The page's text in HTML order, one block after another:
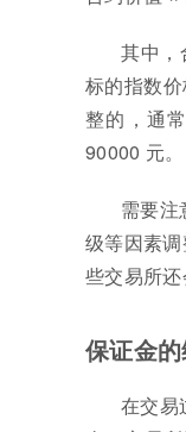
其中，
标的指数
整的，通
90000 元。
需要注
级等因素
些交易所
保证金
在交易